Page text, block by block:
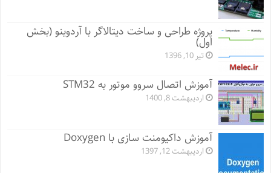
پروژه طراحی و ساخت دیتالاگر با آردوینو (بخش
اول)
تیر 10, 1396
آموزش اتصال سروو موتور به STM32
اردیبهشت 8, 1400
آموزش داکیومنت سازی با Doxygen
اردیبهشت 12, 1397